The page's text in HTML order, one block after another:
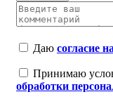
Даю согласие
Принимаю
обработки